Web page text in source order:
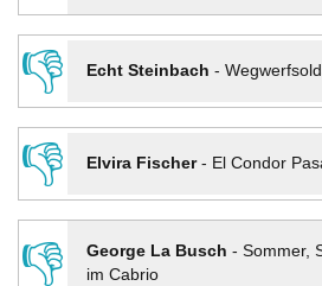
👎
Echt Steinbach -
👎
Elvira Fischer- El Condor
👎
George La Busch - Sommer,
im Cabrio